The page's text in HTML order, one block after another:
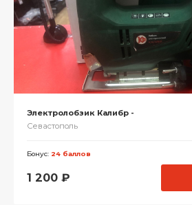
Электролобзик Калибр -
Севастополь
Бонус: 24 баллов
1 200 ₽